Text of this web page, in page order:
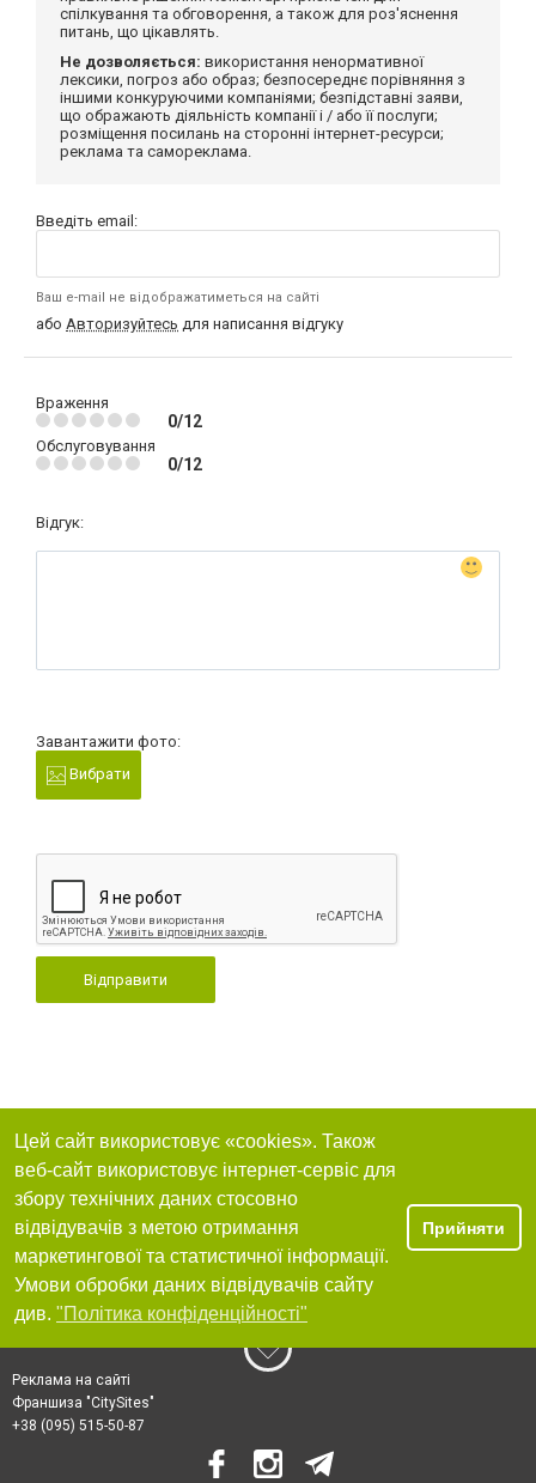
спілкування та обговорення, а також для роз'яснення
питань, що цікавлять.
Не дозволяється: використання ненормативної
лексики, погроз або образ; безпосереднє порівняння з
іншими конкуруючими компаніями; безпідставні заяви,
що ображають діяльність компанії і / або її послуги;
розміщення посилань на сторонні інтернет-ресурси;
реклама та самореклама.
Введіть email:
Ваш e-mail не відображатиметься на сайті
або Авторизуйтесь для написання відгуку
Враження
0/12
Обслуговування
0/12
Відгук:
Завантажити фото:
Вибрати
Відправити
Цей сайт використовує «cookies». Також
веб-сайт використовує інтернет-сервіс для
збору технічних даних стосовно
відвідувачів з метою отримання
маркетингової та статистичної інформації.
Умови обробки даних відвідувачів сайту
див. "Політика конфіденційності"
Прийняти
Реклама на сайті
Франшиза "CitySites"
+38 (095) 515-50-87